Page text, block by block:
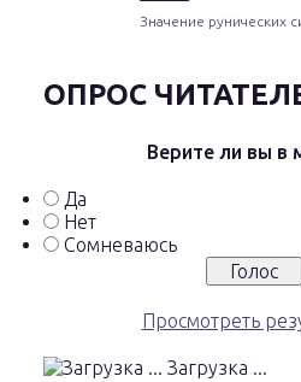
Значение рунических
ОПРОС
Верите ли вы в
Да
Нет
Сомневаюсь
Просмотреть
Загрузка ...